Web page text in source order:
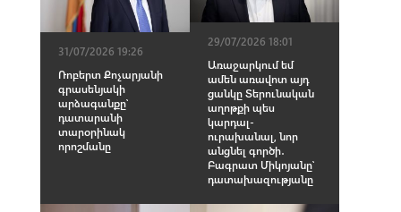
31/07/2026 19:26
Ռոբերտ Քոչարյանի
գրասենյակի
արձագանքը՝
դատարանի
տարօրինակ
որոշմանը
29/07/2026 18:01
Առաջարկում եմ
ամեն առավոտ այդ
ցանկը Տերունական
աղոթքի պես
կարդալ-
ուրախանալ, նոր
անցնել գործի․
Բագրատ Միկոյանը՝
դատախազությանը